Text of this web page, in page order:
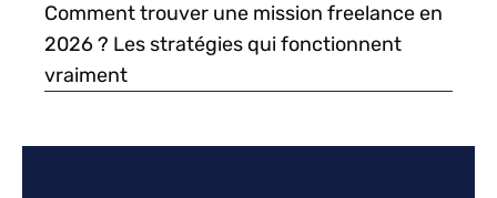
Comment trouver une mission freelance en
2026 ? Les stratégies qui fonctionnent
vraiment